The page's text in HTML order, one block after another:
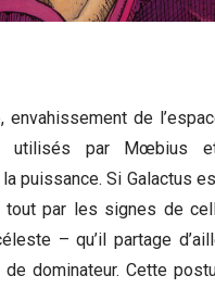
envahissement de
utilisés par Mœbius
puissance. Si Galactus
tout par les signes de
– qu’il partage
de dominateur. Cette